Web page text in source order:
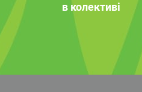
в колективі